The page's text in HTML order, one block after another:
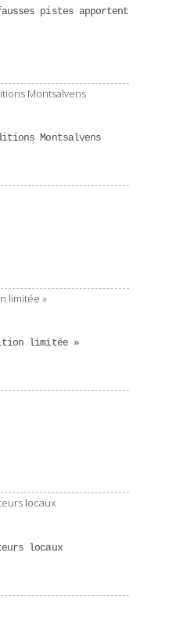
pistes apportent
Montsalvens
limitée »
locaux